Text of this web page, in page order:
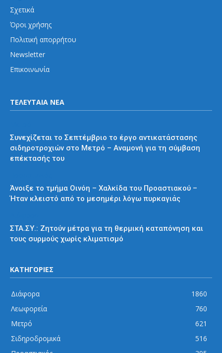
Σχετικά
Όροι χρήσης
Πολιτική απορρήτου
Newsletter
Επικοινωνία
ΤΕΛΕΥΤΑΙΑ ΝΕΑ
Συνεχίζεται το Σεπτέμβριο το έργο αντικατάστασης
σιδηροτροχιών στο Μετρό – Αναμονή για τη σύμβαση
επέκτασής του
Άνοιξε το τμήμα Οινόη – Χαλκίδα του Προαστιακού –
Ήταν κλειστό από το μεσημέρι λόγω πυρκαγιάς
ΣΤΑ.ΣΥ.: Ζητούν μέτρα για τη θερμική καταπόνηση και
τους συρμούς χωρίς κλιματισμό
ΚΑΤΗΓΟΡΙΕΣ
Διάφορα
1860
Λεωφορεία
760
Μετρό
621
Σιδηροδρομικά
516